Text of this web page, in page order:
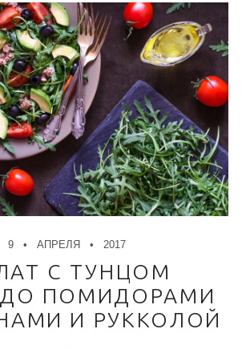
9 АПРЕЛЯ 2017
С ТУНЦОМ
ПОМИДОРАМИ
И РУККОЛОЙ